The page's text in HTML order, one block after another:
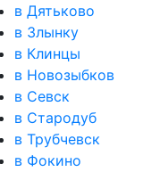
в Дятьково
в Злынку
в Клинцы
в Новозыбков
в Севск
в Стародуб
в Трубчевск
в Фокино